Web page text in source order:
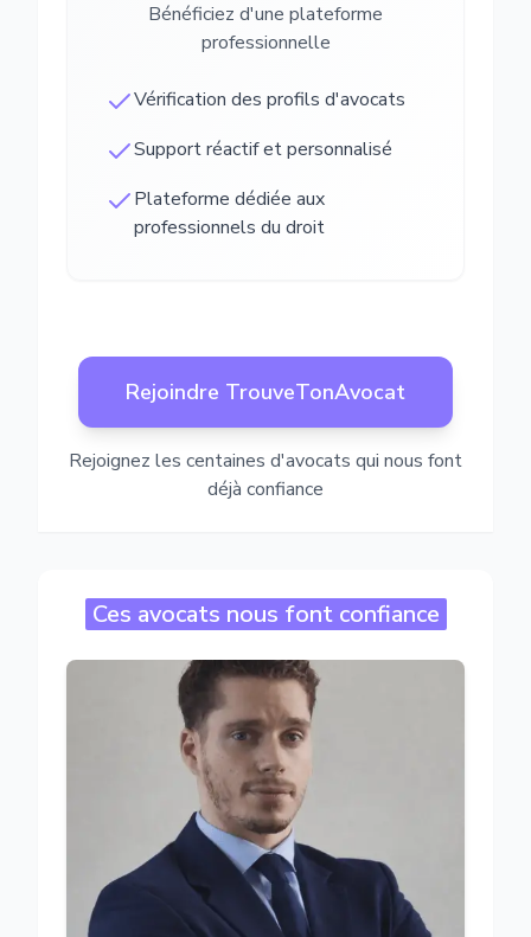
Bénéficiez d'une plateforme
professionnelle
Vérification des profils d'avocats
Support réactif et personnalisé
Plateforme dédiée aux
professionnels du droit
Rejoindre TrouveTonAvocat
Rejoignez les centaines d'avocats qui nous font
déjà confiance
Ces avocats nous font confiance